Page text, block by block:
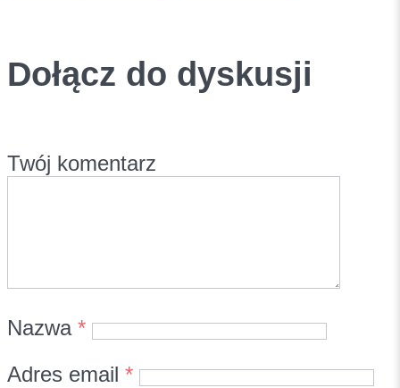
Dołącz do dyskusji
Twój komentarz
Nazwa *
Adres email *